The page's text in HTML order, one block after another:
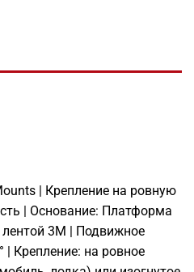
| Крепление на ровную
| Основание: Платформа
3M | Подвижное
| Крепление: на ровное